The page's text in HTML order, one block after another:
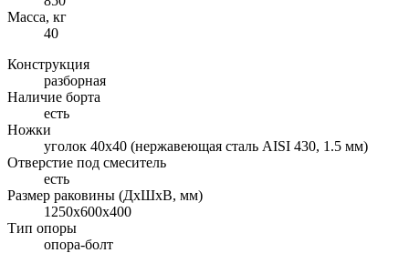
Масса, кг
40
Конструкция
разборная
Наличие борта
есть
Ножки
уголок 40х40 (нержавеющая сталь AISI 430, 1.5 мм)
Отверстие под смеситель
есть
Размер раковины (ДхШхВ, мм)
1250х600х400
Тип опоры
опора-болт